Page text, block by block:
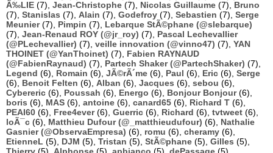
Ã‰LIE (7), Jean-Christophe (7), Nicolas Guillaume (7), Bruno
(7), Stanislas (7), Alain (7), Godefroy (7), Sebastien (7), Serge
Meunier(7), Pimpin (7), Lebarque StÃ©phane (@slebarque)
(7), Jean-Renaud ROY (@jr_roy) (7), Pascal Lechevallier
(@PLechevallier) (7), veille innovation (@vinno47) (7), YAN
THOINET (@YanThoinet) (7), Fabien RAYNAUD
(@FabienRaynaud) (7), Partech Shaker (@PartechShaker) (7),
Legend (6), Romain (6), JÃ©rÃ´me (6), Paul (6), Eric (6), Serge
(6), Benoit Felten (6), Alban (6), Jacques (6), sebou (6),
Cybereric (6), Poussah (6), Energo (6), Bonjour Bonjour(6),
boris (6), MAS (6), antoine (6), canard65 (6), Richard T (6),
PEAI60 (6), Free4ever(6), Guerric (6), Richard (6), tvtweet (6),
loÃ¯c (6), Matthieu Dufour (@_matthieudufour) (6), Nathalie
Gasnier (@ObservaEmpresa) (6), romu (6), cheramy (6),
EtienneL (5), DJM (5), Tristan (5), StÃ©phane (5), Gilles (5),